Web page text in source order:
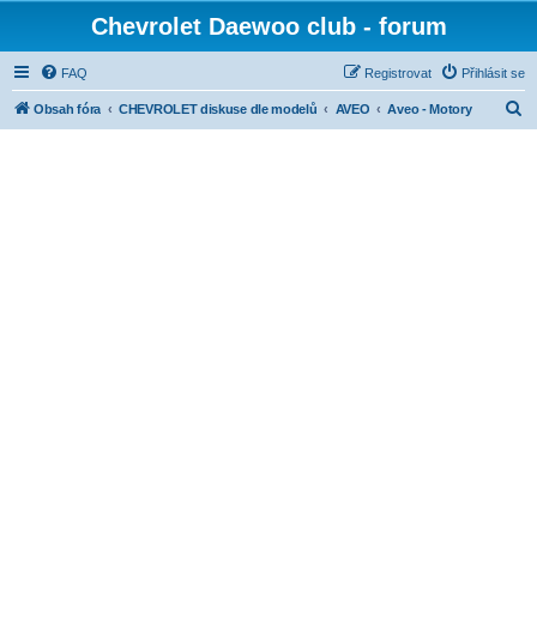
Chevrolet Daewoo club - forum
FAQ Přihlásit se
Registrovat
Obsah fóra CHEVROLET diskuse dle modelů AVEO Aveo - Motory